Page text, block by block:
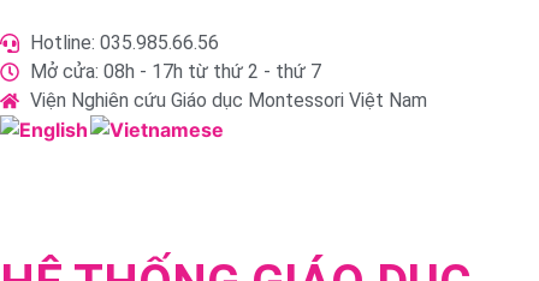
Hotline: 035.985.66.56
Mở cửa: 08h - 17h từ thứ 2 - thứ 7
Viện Nghiên cứu Giáo dục Montessori Việt Nam